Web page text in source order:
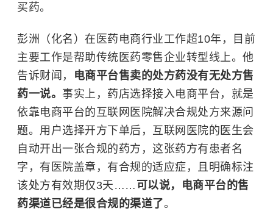
买药。
彭洲（化名）在医药电商行业工作超10年，目前
主要工作是帮助传统医药零售企业转型线上。他
告诉财闻，
电商平台售卖的处方药没有无处方售
药一说。 事实上，药店选择接入电商平台，就是
依靠电商平台的互联网医院解决合规处方来源问
题。用户选择开方下单后，互联网医院的医生会
自动开出一张合规的药方，这张药方有患者名
字，有医院盖章，有合规的适应症，且明确标注
该处方有效期仅3天…… 可以说，电商平台的售
药渠道已经是很合规的渠道了。